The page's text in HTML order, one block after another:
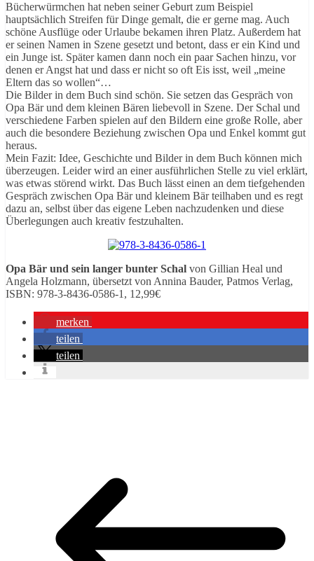
Bücherwürmchen hat neben seiner Geburt zum Beispiel
hauptsächlich Streifen für Dinge gemalt, die er gerne mag. Auch
schöne Ausflüge oder Urlaube bekamen ihren Platz. Außerdem hat
er seinen Namen in Szene gesetzt und betont, dass er ein Kind und
ein Junge ist. Später kamen dann noch ein paar Sachen hinzu, vor
denen er Angst hat und dass er nicht so oft Eis isst, weil „meine
Eltern das so wollen“…
Die Bilder in dem Buch sind schön. Sie setzen das Gespräch von
Opa Bär und dem kleinen Bären liebevoll in Szene. Der Schal und
verschiedene Farben spielen auf den Bildern eine große Rolle, aber
auch die besondere Beziehung zwischen Opa und Enkel kommt gut
heraus.
Mein Fazit: Idee, Geschichte und Bilder in dem Buch können mich
überzeugen. Leider wird an einer ausführlichen Stelle zu viel erklärt,
was etwas störend wirkt. Das Buch lässt einen an dem tiefgehenden
Gespräch zwischen Opa Bär und kleinem Bär teilhaben und es regt
dazu an, selbst über das eigene Leben nachzudenken und diese
Überlegungen auch kreativ festzuhalten.
Opa Bär und sein langer bunter Schal von Gillian Heal und
Angela Holzmann, übersetzt von Annina Bauder, Patmos Verlag,
ISBN: 978-3-8436-0586-1, 12,99€
merken
teilen
teilen